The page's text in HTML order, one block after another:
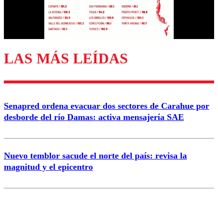
Enviar comentario
LAS MÁS LEÍDAS
Senapred ordena evacuar dos sectores de Carahue por
desborde del río Damas: activa mensajería SAE
Nuevo temblor sacude el norte del país: revisa la
magnitud y el epicentro